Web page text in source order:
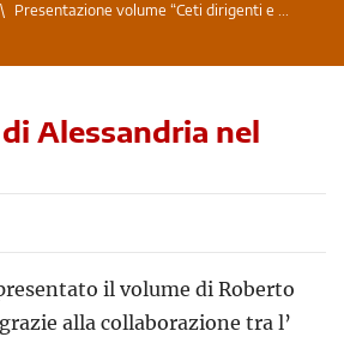
Presentazione volume “Ceti dirigenti e ...
Alessandria nel
il volume di Roberto
alla collaborazione tra l’